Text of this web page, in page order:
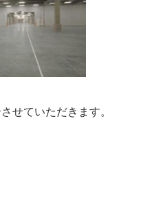
せていただきます。